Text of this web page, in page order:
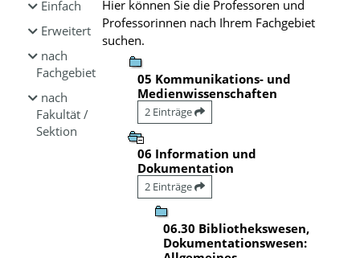
Einfach
Erweitert
nach
Fachgebiet
nach
Fakultät /
Sektion
Hier können Sie die Professoren und
Professorinnen nach Ihrem Fachgebiet
suchen.
05 Kommunikations- und
Medienwissenschaften
2 Einträge
06 Information und
Dokumentation
2 Einträge
06.30 Bibliothekswesen,
Dokumentationswesen: